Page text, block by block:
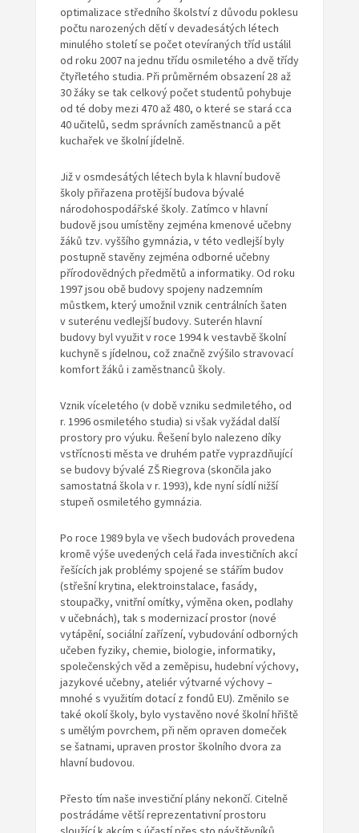
optimalizace středního školství z důvodu poklesu
počtu narozených dětí v devadesátých létech
minulého století se počet otevíraných tříd ustálil
od roku 2007 na jednu třídu osmiletého a dvě třídy
čtyřletého studia. Při průměrném obsazení 28 až
30 žáky se tak celkový počet studentů pohybuje
od té doby mezi 470 až 480, o které se stará cca
40 učitelů, sedm správních zaměstnanců a pět
kuchařek ve školní jídelně.
Již v osmdesátých létech byla k hlavní budově
školy přiřazena protější budova bývalé
národohospodářské školy. Zatímco v hlavní
budově jsou umístěny zejména kmenové učebny
žáků tzv. vyššího gymnázia, v této vedlejší byly
postupně stavěny zejména odborné učebny
přírodovědných předmětů a informatiky. Od roku
1997 jsou obě budovy spojeny nadzemním
můstkem, který umožnil vznik centrálních šaten
v suterénu vedlejší budovy. Suterén hlavní
budovy byl využit v roce 1994 k vestavbě školní
kuchyně s jídelnou, což značně zvýšilo stravovací
komfort žáků i zaměstnanců školy.
Vznik víceletého (v době vzniku sedmiletého, od
r. 1996 osmiletého studia) si však vyžádal další
prostory pro výuku. Řešení bylo nalezeno díky
vstřícnosti města ve druhém patře vyprazdňující
se budovy bývalé ZŠ Riegrova (skončila jako
samostatná škola v r. 1993), kde nyní sídlí nižší
stupeň osmiletého gymnázia.
Po roce 1989 byla ve všech budovách provedena
kromě výše uvedených celá řada investičních akcí
řešících jak problémy spojené se stářím budov
(střešní krytina, elektroinstalace, fasády,
stoupačky, vnitřní omítky, výměna oken, podlahy
v učebnách), tak s modernizací prostor (nové
vytápění, sociální zařízení, vybudování odborných
učeben fyziky, chemie, biologie, informatiky,
společenských věd a zeměpisu, hudební výchovy,
jazykové učebny, ateliér výtvarné výchovy –
mnohé s využitím dotací z fondů EU). Změnilo se
také okolí školy, bylo vystavěno nové školní hřiště
s umělým povrchem, při něm opraven domeček
se šatnami, upraven prostor školního dvora za
hlavní budovou.
Přesto tím naše investiční plány nekončí. Citelně
postrádáme větší reprezentativní prostoru